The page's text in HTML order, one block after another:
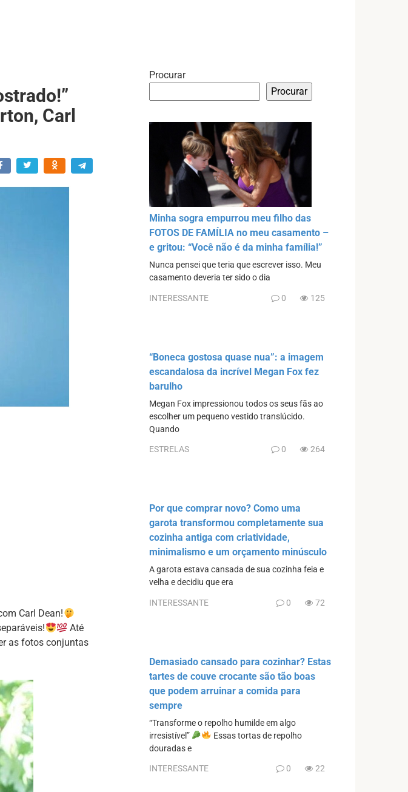
Carl
Carl Dean!
Até
as fotos conjuntas
Procurar
Procurar
Minha sogra empurrou meu filho das
FOTOS DE FAMÍLIA no meu casamento –
e gritou: “Você não é da minha família!”
Nunca pensei que teria que escrever isso. Meu
casamento deveria ter sido o dia
INTERESSANTE 0 125
“Boneca gostosa quase nua”: a imagem
escandalosa da incrível Megan Fox fez
barulho
Megan Fox impressionou todos os seus fãs ao
escolher um pequeno vestido translúcido.
Quando
ESTRELAS 0 264
Por que comprar novo? Como uma
garota transformou completamente sua
cozinha antiga com criatividade,
minimalismo e um orçamento minúsculo
A garota estava cansada de sua cozinha feia e
velha e decidiu que era
INTERESSANTE 0 72
Demasiado cansado para cozinhar? Estas
tartes de couve crocante são tão boas
que podem arruinar a comida para
sempre
“Transforme o repolho humilde em algo
irresistível”
Essas tortas de repolho
douradas e
INTERESSANTE 0 22